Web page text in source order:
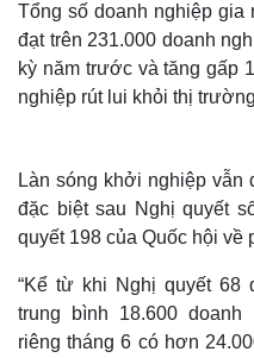
Tổng số doanh nghiệp gia
đạt trên 231.000 doanh
kỳ năm trước và tăng gấp
nghiệp rút lui khỏi thị
Làn sóng khởi nghiệp vẫn
đặc biệt sau Nghị quyết
quyết 198 của Quốc hội về
“Kể từ khi Nghị quyết 68
trung bình 18.600
riêng tháng 6 có hơn